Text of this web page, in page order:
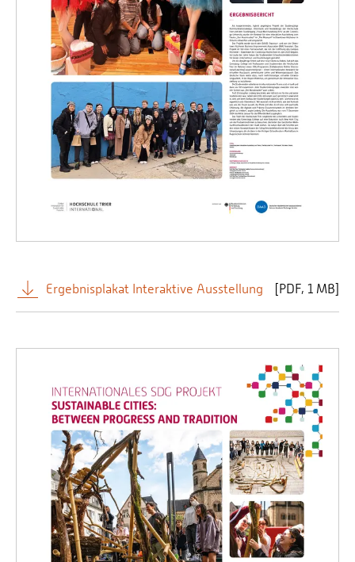
Ergebnisplakat Interaktive Ausstellung PDF 1 MB]